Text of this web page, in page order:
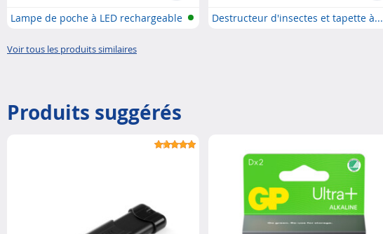
Lampe de poche à LED rechargeable Destructeur d'insectes et tapette à...
Voir tous les produits similaires
Produits suggérés